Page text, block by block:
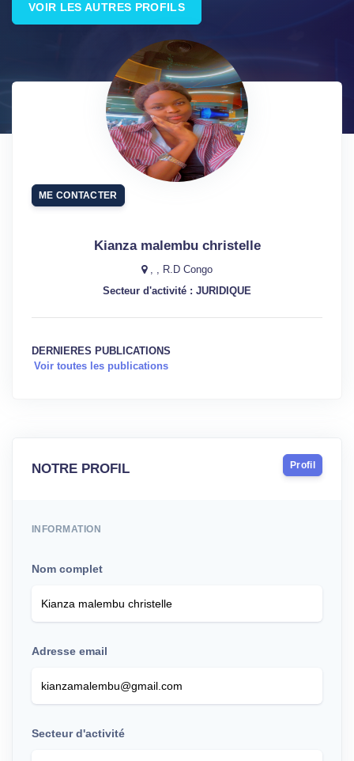
VOIR LES AUTRES PROFILS
ME CONTACTER
Kianza malembu christelle
, , R.D Congo
Secteur d'activité : JURIDIQUE
DERNIERES PUBLICATIONS
Voir toutes les publications
NOTRE PROFIL Profil
INFORMATION
Nom complet
Adresse email
Secteur d'activité